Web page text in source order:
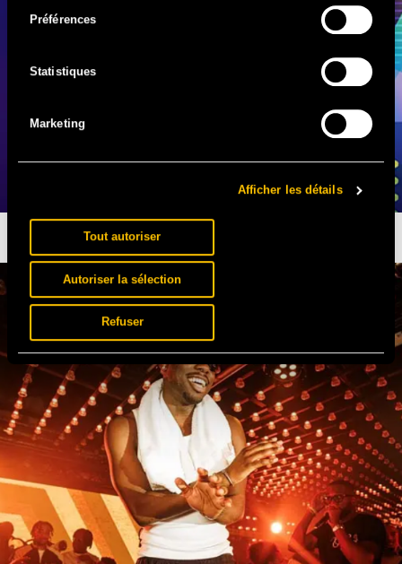
Préférences
Statistiques
Marketing
Afficher les détails
Tout autoriser
Autoriser la sélection
Refuser
L’APPLI SOLIDAYS EST DISPONIBLE